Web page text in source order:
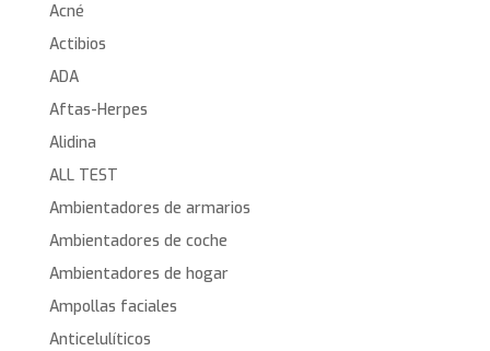
Acné
Actibios
ADA
Aftas-Herpes
Alidina
ALL TEST
Ambientadores de armarios
Ambientadores de coche
Ambientadores de hogar
Ampollas faciales
Anticelulíticos